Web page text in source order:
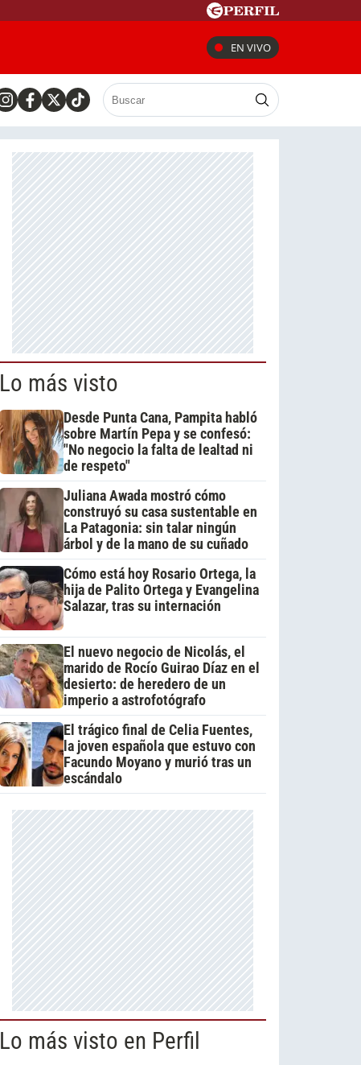
EN VIVO
Lo más visto
Desde Punta Cana, Pampita habló
sobre Martín Pepa y se confesó:
"No negocio la falta de lealtad ni
de respeto"
Juliana Awada mostró cómo
construyó su casa sustentable en
La Patagonia: sin talar ningún
árbol y de la mano de su cuñado
Cómo está hoy Rosario Ortega, la
hija de Palito Ortega y Evangelina
Salazar, tras su internación
El nuevo negocio de Nicolás, el
marido de Rocío Guirao Díaz en el
desierto: de heredero de un
imperio a astrofotógrafo
El trágico final de Celia Fuentes,
la joven española que estuvo con
Facundo Moyano y murió tras un
escándalo
Lo más visto en Perfil